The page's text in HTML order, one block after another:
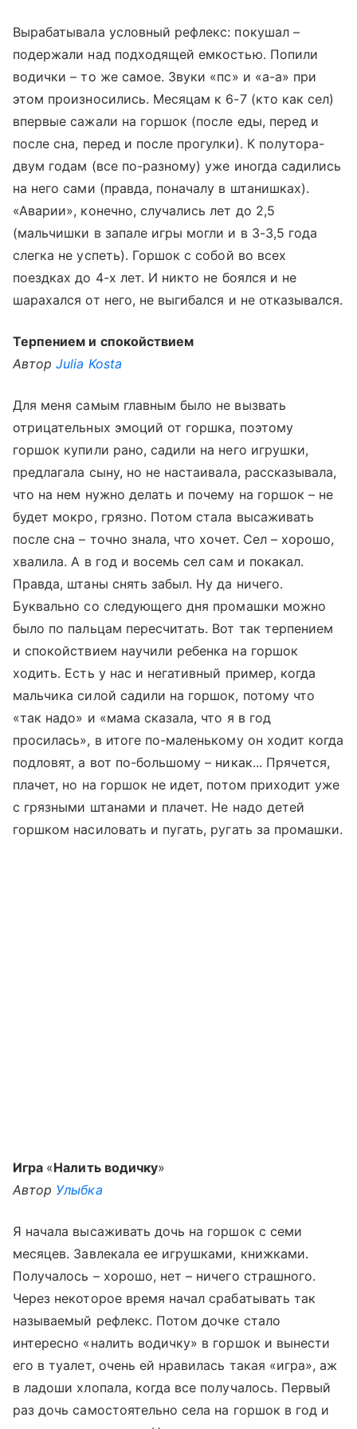
Вырабатывала условный рефлекс: покушал –
подержали над подходящей емкостью. Попили
водички – то же самое. Звуки «пс» и «а-а» при
этом произносились. Месяцам к 6-7 (кто как сел)
впервые сажали на горшок (после еды, перед и
после сна, перед и после прогулки). К полутора-
двум годам (все по-разному) уже иногда садились
на него сами (правда, поначалу в штанишках).
«Аварии», конечно, случались лет до 2,5
(мальчишки в запале игры могли и в 3-3,5 года
слегка не успеть). Горшок с собой во всех
поездках до 4-х лет. И никто не боялся и не
шарахался от него, не выгибался и не отказывался.
Терпением и спокойствием
АвторJulia Kosta
Для меня самым главным было не вызвать
отрицательных эмоций от горшка, поэтому
горшок купили рано, садили на него игрушки,
предлагала сыну, но не настаивала, рассказывала,
что на нем нужно делать и почему на горшок – не
будет мокро, грязно. Потом стала высаживать
после сна – точно знала, что хочет. Сел – хорошо,
хвалила. А в год и восемь сел сам и покакал.
Правда, штаны снять забыл. Ну да ничего.
Буквально со следующего дня промашки можно
было по пальцам пересчитать. Вот так терпением
и спокойствием научили ребенка на горшок
ходить. Есть у нас и негативный пример, когда
мальчика силой садили на горшок, потому что
«так надо» и «мама сказала, что я в год
просилась», в итоге по-маленькому он ходит когда
подловят, а вот по-большому – никак... Прячется,
плачет, но на горшок не идет, потом приходит уже
с грязными штанами и плачет. Не надо детей
горшком насиловать и пугать, ругать за промашки.
Игра «Налить водичку»
Автор Улыбка
Я начала высаживать дочь на горшок с семи
месяцев. Завлекала ее игрушками, книжками.
Получалось – хорошо, нет – ничего страшного.
Через некоторое время начал срабатывать так
называемый рефлекс. Потом дочке стало
интересно «налить водичку» в горшок и вынести
его в туалет, очень ей нравилась такая «игра», аж
в ладоши хлопала, когда все получалось. Первый
раз дочь самостоятельно села на горшок в год и